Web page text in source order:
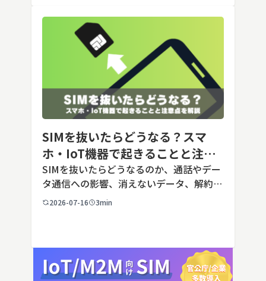
SIMを抜いたらどうなる？スマ
ホ・IoT機器で起きることと注意
点を解説
SIMを抜いたらどうなるのか、通話やデー
タ通信への影響、消えないデータ、解約や
端末譲渡時の注意点を整理。さらに法人・
2026-07-16 3min